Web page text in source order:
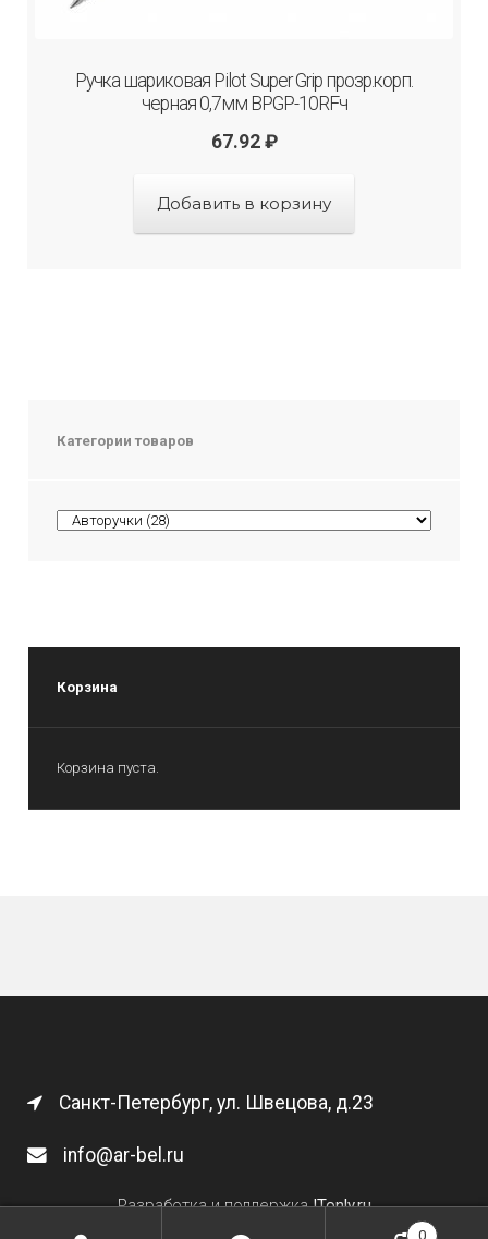
Ручка шариковая Pilot Super Grip прозр.корп.
черная 0,7мм BPGP-10RFч
67.92 ₽
Добавить в корзину
Категории товаров
Корзина
Корзина пуста.
Санкт-Петербург, ул. Швецова, д.23
info@ar-bel.ru
Разработка и поддержкаITonly.ru
0